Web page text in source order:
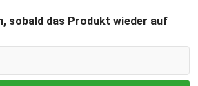
sobald das Produkt wieder auf